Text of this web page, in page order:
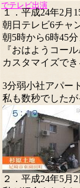
１．平成24年2月
朝日テレビ6チャ
朝5時から6時45
『おはようコー
カスタマイズで
3分弱小社アパー
私も数秒でしたが
２．平成24年5月
でテレビ出演